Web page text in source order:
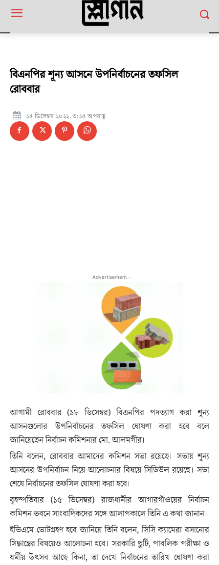
বিএনপির শূন্য আসনে উপনির্বাচনের তফসিল
রোববার
১৫ ডিসেম্বর ২০২২, ৩:১৫ অপরাহ্ণ
- Advertisement -
আগামী রোববার (১৮ ডিসেম্বর) বিএনপির পদত্যাগ করা শূন্য
আসনগুলোর উপনির্বাচনের তফসিল ঘোষণা করা হবে বলে
জানিয়েছেন নির্বাচন কমিশনার মো. আলমগীর।
তিনি বলেন, রোববার আমাদের কমিশন সভা রয়েছে। সভায় শূন্য
আসনের উপনির্বাচন নিয়ে আলোচনার বিষয়ে সিডিউল রয়েছে। সভা
শেষে নির্বাচনের তফসিল ঘোষণা করা হবে।
বৃহস্পতিবার (১৫ ডিসেম্বর) রাজধানীর আগারগাঁওয়ের নির্বাচন
কমিশন ভবনে সাংবাদিকদের সঙ্গে আলাপকালে তিনি এ কথা জানান।
ইভিএমে ভোটগ্রহণ হবে জানিয়ে তিনি বলেন, সিসি ক্যামেরা বসানোর
সিদ্ধান্তের বিষয়েও আলোচনা হবে। সরকারি ছুটি, পাবলিক পরীক্ষা ও
ধর্মীয় উৎসব আছে কিনা, তা দেখে নির্বাচনের তারিখ ঘোষণা করা